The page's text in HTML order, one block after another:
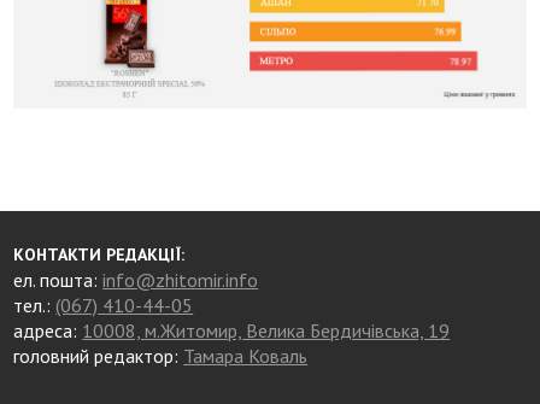
КОНТАКТИ РЕДАКЦІЇ:
ел. пошта:info@zhitomir.info
тел.: (067) 410-44-05
адреса: 10008, м.Житомир, Велика Бердичівська, 19
головний редактор: Тамара Коваль